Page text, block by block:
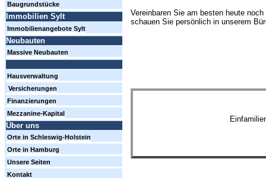
Vereinbaren Sie am besten heute
schauen Sie persönlich in unserem
Baugrundstücke
Immobilien Sylt
Immobilienangebote Sylt
Neubauten
Massive Neubauten
Hausverwaltung
Versicherungen
Finanzierungen
Mezzanine-Kapital
Über uns
Orte in Schleswig-Holstein
Orte in Hamburg
Unsere Seiten
Kontakt